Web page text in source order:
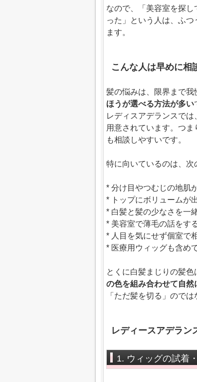
なので、「美容室を探
った」という人は、ふ
ます。
こんな人は早めに相
髪の悩みは、限界まで我
ほうが選べる方法が多い
レディスアデランスで
用意されています。つ
も相談しやすいです。
特に向いているのは、次
* 分け目やつむじの地肌
* トップにボリュームが
* 白髪と髪の少なさを一
* 美容室で薄毛の話をす
* 人目を気にせず個室で
* 医療用ウィッグも含め
とくに白髪まじりの髪
の色を組み合わせて自
「ただ髪を切る」のでは
レディースアデラン
1. ウィッグの試着